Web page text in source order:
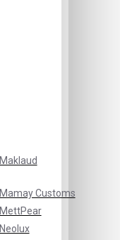
Maklaud
Mamay Customs
MettPear
Neolux